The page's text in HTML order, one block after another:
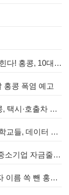
[홍콩경제] 중국과 손잡고 금융 영토 넓힌다! 홍콩, 10대 신규 정책 발표
홍콩 폭염 예고
[홍콩사회] "네비만 믿다간 큰일"… 홍콩, 택시·호출차 통합 시험 도입하며 규제 본격화
[홍콩교육] "AI 도구 난립의 역습" 홍콩 학교들, 데이터 고립에 교육 효과 평가 비상
[홍콩금융] "은행 문턱 낮아졌다" 홍콩 중소기업 자금줄 숨통 트이나… HKMA "2분기 신용 조건 안정적"
[홍콩부동산] 렁춘잉 전 행정장관, 한자 이름 쏙 뺀 홍콩 고급 아파트 단지들에 쓴소리